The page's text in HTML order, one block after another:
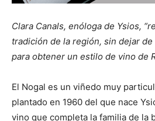
Clara Canals, enóloga de Ysios,
tradición de la región, sin dejar
para obtener un estilo de vino de
El Nogal es un viñedo muy
plantado en 1960 del que nace
vino que completa la familia de la